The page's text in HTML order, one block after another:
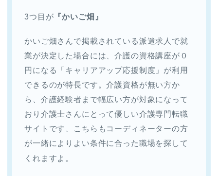
3つ目が 『かいご畑』
かいご畑さんで掲載されている派遣求人で就
業が決定した場合には、介護の資格講座が０
円になる「キャリアアップ応援制度」が利用
できるのが特長です。介護資格が無い方か
ら、介護経験者まで幅広い方が対象になって
おり介護士さんにとって優しい介護専門転職
サイトです、こちらもコーディネーターの方
が一緒によりよい条件に合った職場を探して
くれますよ。